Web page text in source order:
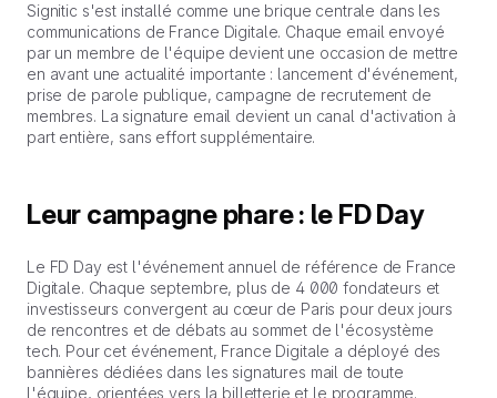
Signitic s'est installé comme une brique centrale dans les
communications de France Digitale. Chaque email envoyé
par un membre de l'équipe devient une occasion de mettre
en avant une actualité importante : lancement d'événement,
prise de parole publique, campagne de recrutement de
membres. La signature email devient un canal d'activation à
part entière, sans effort supplémentaire.
Leur campagne phare : le FD Day
Le FD Day est l'événement annuel de référence de France
Digitale. Chaque septembre, plus de 4 000 fondateurs et
investisseurs convergent au cœur de Paris pour deux jours
de rencontres et de débats au sommet de l'écosystème
tech. Pour cet événement, France Digitale a déployé des
bannières dédiées dans les signatures mail de toute
l'équipe, orientées vers la billetterie et le programme.